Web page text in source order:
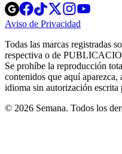
Opens
in
new
Opens
in
new
Opens
in
new
window
Opens
new
windowwindow
Aviso de Privacidad
new
window
Todas las marcas registradas
respectiva o de
Se prohíbe la reproducción
contenidos que aquí
idioma sin autorización escrita
© 2026 Semana. Todos los